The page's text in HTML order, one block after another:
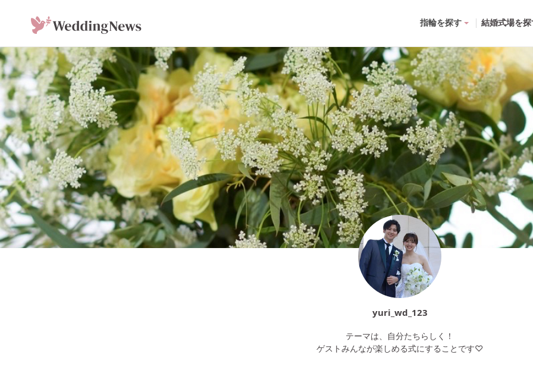
指輪を探す 結婚式場を
yuri_wd_123
テーマは、自分たちらしく！
ゲストみんなが楽しめる式にすることです♡